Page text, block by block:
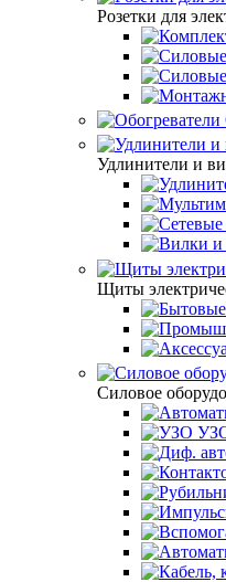
Розетки для
Удлинители и
Щиты
Силовое